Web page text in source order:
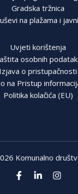
Gradska tržnica
na plažama i
Uvjeti korištenja
osobnih
Izjava o pristupačnosti
na Pristup
Politika kolačića (EU)
Komunalno